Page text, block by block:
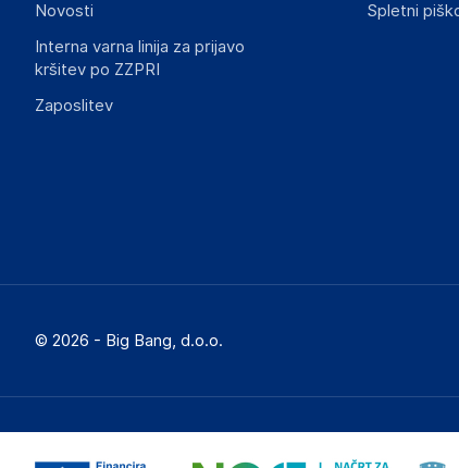
Novosti
Interna varna linija za prijavo
kršitev po ZZPRI
Zaposlitev
Spletni
© 2026 - Big Bang, d.o.o.